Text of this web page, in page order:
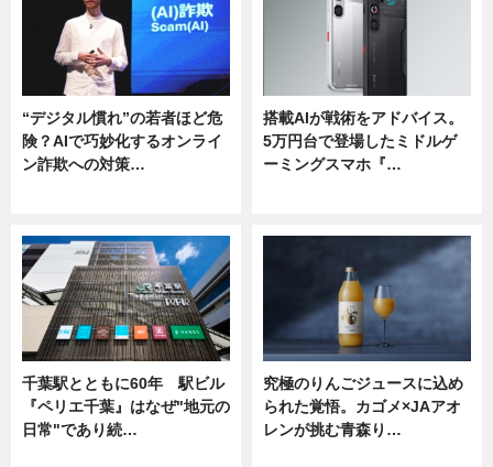
“デジタル慣れ”の若者ほど危
険？AIで巧妙化するオンライ
ン詐欺への対策…
搭載AIが戦術をアドバイス。
5万円台で登場したミドルゲ
ーミングスマホ『…
千葉駅とともに60年 駅ビル
『ペリエ千葉』はなぜ"地元の
日常"であり続…
究極のりんごジュースに込め
られた覚悟。カゴメ×JAアオ
レンが挑む青森り…